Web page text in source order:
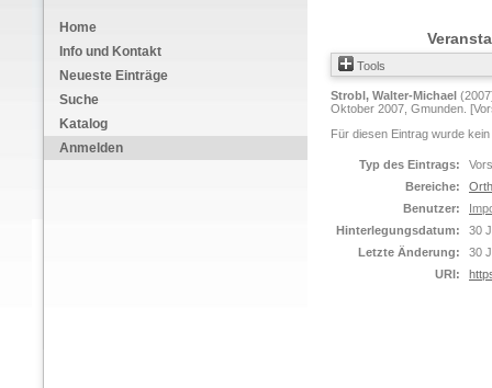
Home
Info und Kontakt
Neueste Einträge
Suche
Katalog
Anmelden
Tools
Strobl, Walter-Michael
Oktober 2007, Gmunden.
Für diesen Eintrag wurde
Typ des Eintrags:
Bereiche:
Benutzer:
Hinterlegungsdatum:
30
Letzte Änderung:
30
URI: